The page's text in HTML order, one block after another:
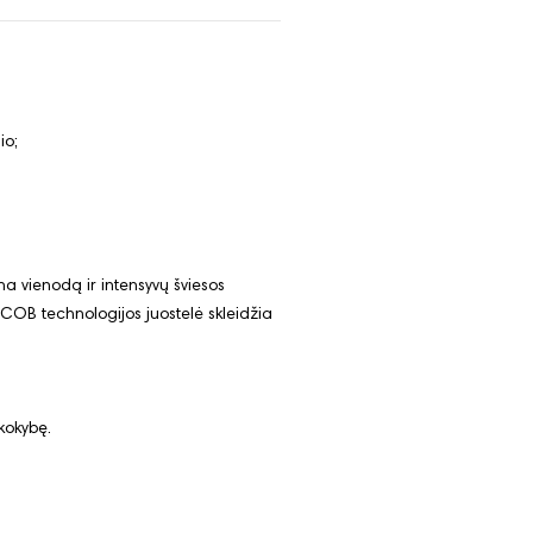
vienodą ir intensyvų šviesos
technologijos juostelė skleidžia